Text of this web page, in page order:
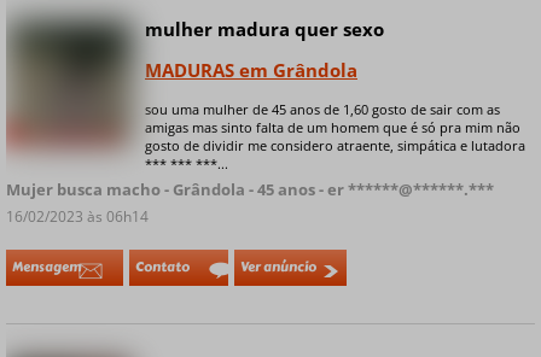
mulher madura quer sexo
MADURAS em Grândola
sou uma mulher de 45 anos de 1,60 gosto de sair com as
amigas mas sinto falta de um homem que é só pra mim não
gosto de dividir me considero atraente, simpática e lutadora
*** *** ***...
Mujer busca macho - Grândola - 45 anos - er ******@******.***
16/02/2023 às 06h14
Mensagem Contato Ver anúncio